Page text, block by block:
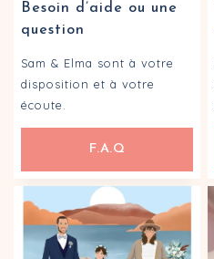
Besoin d’aide ou une
question
Sam & Elma sont à votre
disposition et à votre
écoute.
F.A.Q